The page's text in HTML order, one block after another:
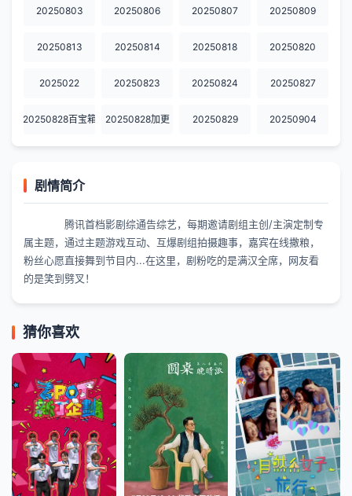
20250803 20250806 20250807 20250809
20250813 20250814 20250818 20250820
2025022 20250823 20250824 20250827
20250828百宝箱 20250828加更 20250829 20250904
剧情简介
腾讯首档影剧综通告综艺，每期邀请剧组主创/主演定制专
属主题，通过主题游戏互动、互爆剧组拍摄趣事，嘉宾在线撒粮，
粉丝心愿直接舞到节目内...在这里，剧粉吃的是满汉全席，网友看
的是笑到劈叉！
猜你喜欢